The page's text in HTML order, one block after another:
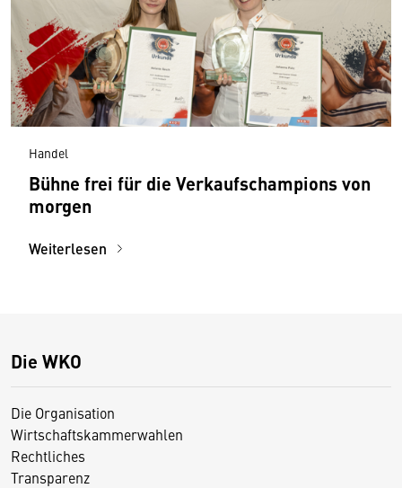
Handel
Bühne frei für die Verkaufschampions von
morgen
Weiterlesen
Die WKO
Die Organisation
Wirtschaftskammerwahlen
Rechtliches
Transparenz